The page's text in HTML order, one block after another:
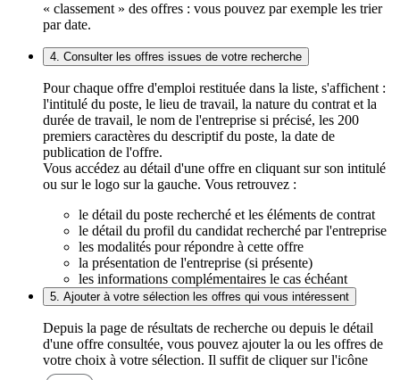
« classement » des offres : vous pouvez par exemple les trier
par date.
4. Consulter les offres issues de votre recherche
Pour chaque offre d'emploi restituée dans la liste, s'affichent :
l'intitulé du poste, le lieu de travail, la nature du contrat et la
durée de travail, le nom de l'entreprise si précisé, les 200
premiers caractères du descriptif du poste, la date de
publication de l'offre.
Vous accédez au détail d'une offre en cliquant sur son intitulé
ou sur le logo sur la gauche. Vous retrouvez :
le détail du poste recherché et les éléments de contrat
le détail du profil du candidat recherché par l'entreprise
les modalités pour répondre à cette offre
la présentation de l'entreprise (si présente)
les informations complémentaires le cas échéant
5. Ajouter à votre sélection les offres qui vous intéressent
Depuis la page de résultats de recherche ou depuis le détail
d'une offre consultée, vous pouvez ajouter la ou les offres de
votre choix à votre sélection. Il suffit de cliquer sur l'icône